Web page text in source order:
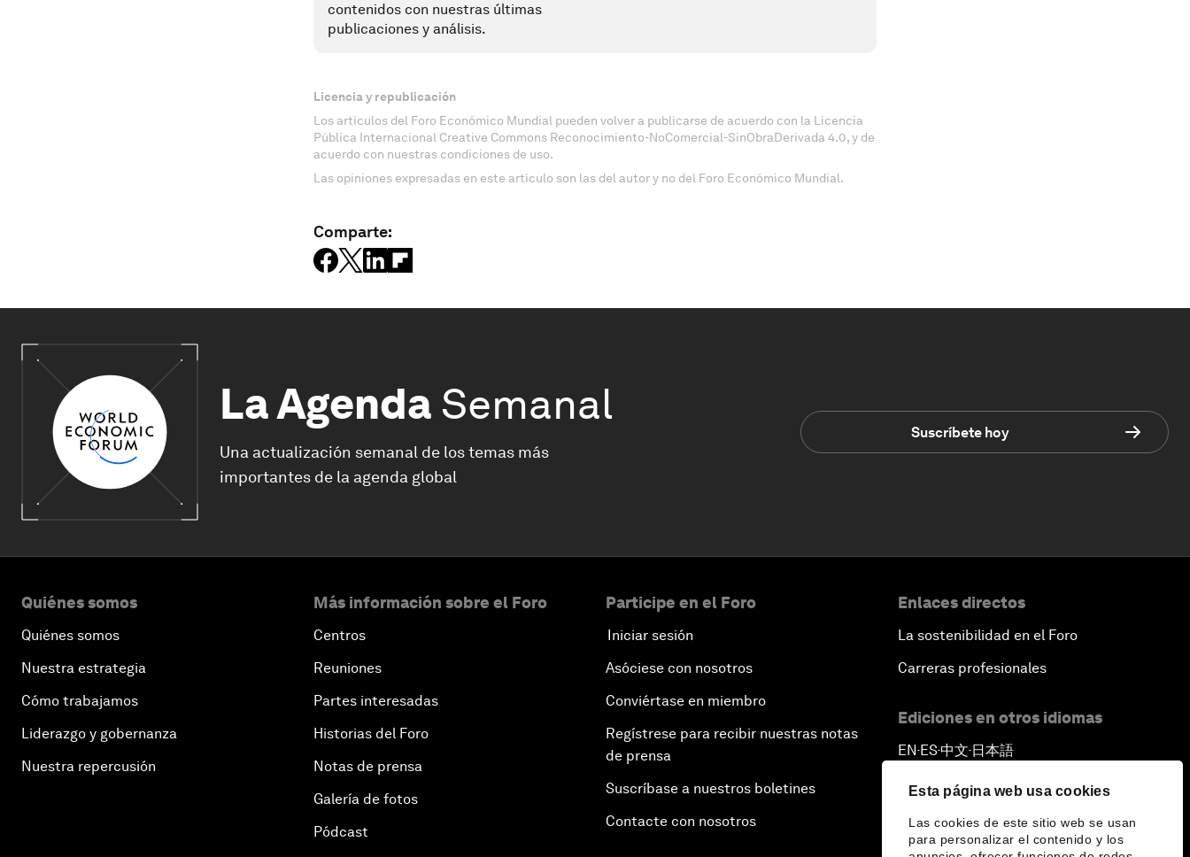
Esta página web usa cookies
Las cookies de este sitio web se usan
para personalizar el contenido y los
contenidos con nuestras últimas
publicaciones y análisis.
Licencia y republicación
Los artículos del Foro Económico Mundial pueden volver a publicarse de acuerdo con la Licencia
Pública Internacional Creative Commons Reconocimiento-NoComercial-SinObraDerivada 4.0, y de
acuerdo con nuestras condiciones de uso.
Las opiniones expresadas en este artículo son las del autor y no del Foro Económico Mundial.
Comparte:
La Agenda Semanal
Una actualización semanal de los temas más
importantes de la agenda global
Suscríbete hoy
Quiénes somos
Quiénes somos
Nuestra estrategia
Cómo trabajamos
Liderazgo y gobernanza
Nuestra repercusión
Más información sobre el Foro
Centros
Reuniones
Partes interesadas
Historias del Foro
Notas de prensa
Galería de fotos
Pódcast
Participe en el Foro
Iniciar sesión
Asóciese con nosotros
Conviértase en miembro
Regístrese para recibir nuestras notas
de prensa
Suscríbase a nuestros boletines
Contacte con nosotros
Enlaces directos
La sostenibilidad en el Foro
Carreras profesionales
Ediciones en otros idiomas
EN ▪ES▪中文▪ 日本語